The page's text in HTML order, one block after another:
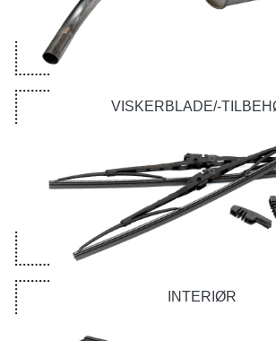
VISKERBLADE/-
INTERIØR